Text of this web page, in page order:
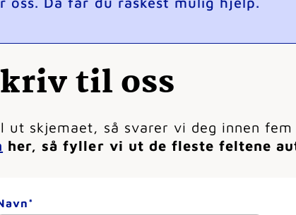
til oss
ut skjemaet, så svarer vi deg innen
her, så fyller vi ut de fleste feltene